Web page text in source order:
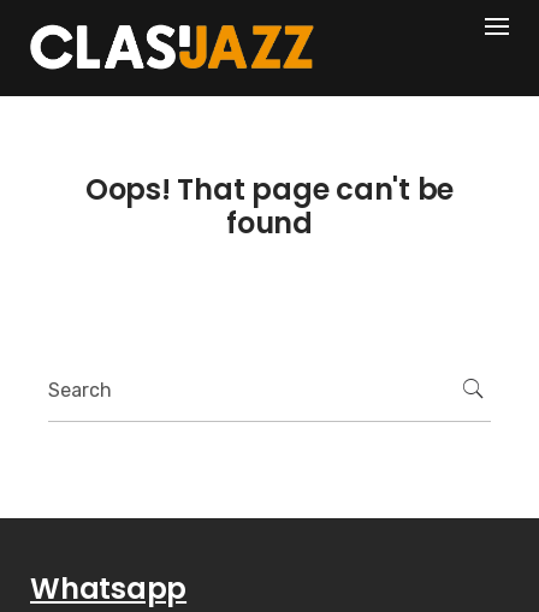
content
404
Oops! That page can't be
found
Whatsapp